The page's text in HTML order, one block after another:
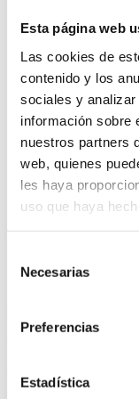
Esta página web
Las cookies de
contenido y los
sociales y
información sobre
nuestros partners
web, quienes
les haya
uso que haya
Necesarias
Preferencias
Estadística
chevron_left chevron_right
EPRUS